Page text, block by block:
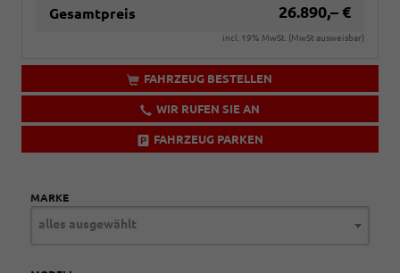
Gesamtpreis 26.890,– €
incl. 19% MwSt. (MwSt ausweisbar)
FAHRZEUG BESTELLEN
WIR RUFEN SIE AN
FAHRZEUG PARKEN
MARKE
alles ausgewählt